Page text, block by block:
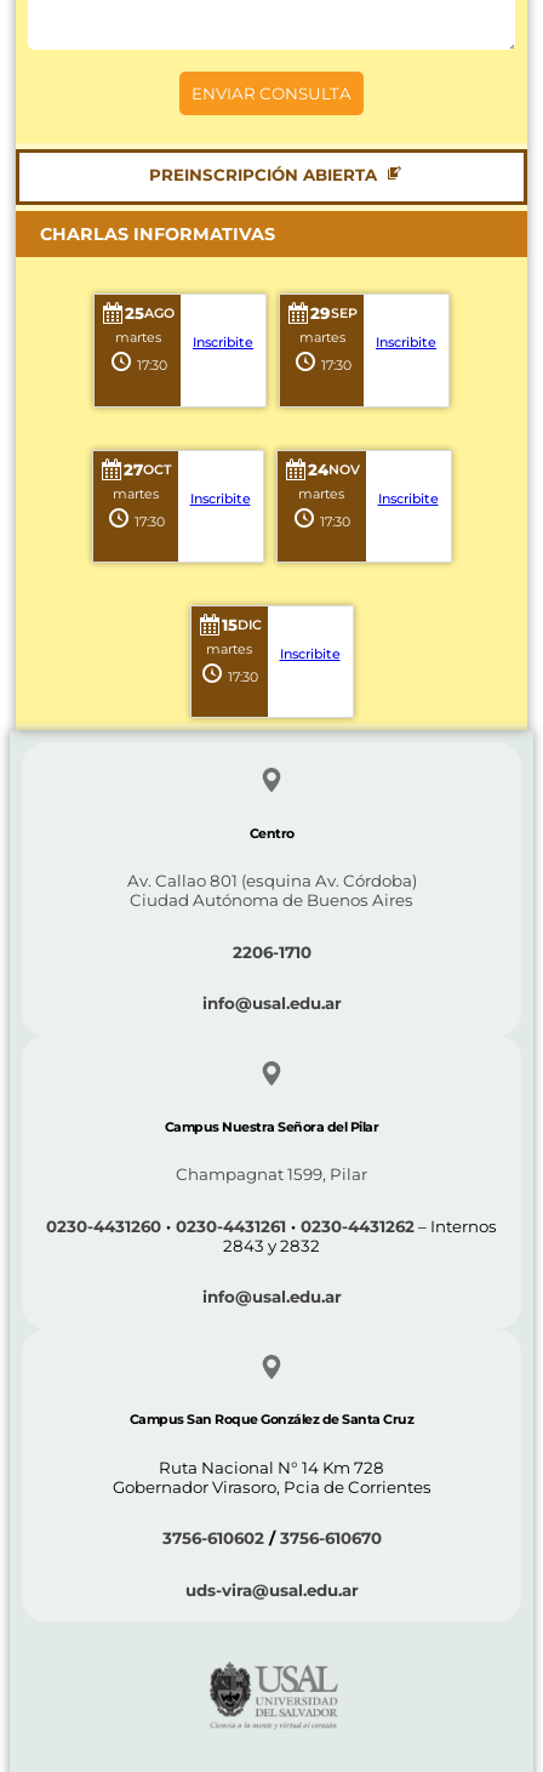
PREINSCRIPCIÓN ABIERTA
CHARLAS INFORMATIVAS
25AGO
martes
17:30
Inscribite
29SEP
martes
17:30
Inscribite
27OCT
martes
17:30
Inscribite
24NOV
martes
17:30
Inscribite
15DIC
martes
17:30
Inscribite
Centro
Av. Callao 801 (esquina Av. Córdoba)
Ciudad Autónoma de Buenos Aires
2206-1710
info@usal.edu.ar
Campus Nuestra Señora del Pilar
Champagnat 1599, Pilar
0230-4431260 · 0230-4431261 · 0230-4431262– Internos
2843 y 2832
info@usal.edu.ar
Campus San Roque González de Santa Cruz
Ruta Nacional N° 14 Km 728
Gobernador Virasoro, Pcia de Corrientes
3756-610602/3756-610670
uds-vira@usal.edu.ar